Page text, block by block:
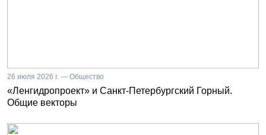
26 июля 2026 г. — Общество
«Ленгидропроект» и Санкт-Петербургский Горный.
Общие векторы